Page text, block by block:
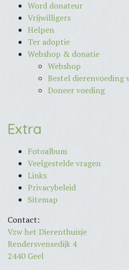
Word donateur
Vrijwilligers
Helpen
Ter adoptie
Webshop & donatie
Webshop
Bestel dierenvoeding
Doneer voeding
Extra
Fotoalbum
Veelgestelde vragen
Links
Privacybeleid
Sitemap
Contact:
Vzw het Dierenthuisje
Rendersvensedijk 4
2440 Geel